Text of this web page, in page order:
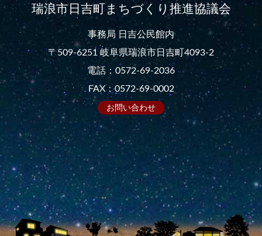
瑞浪市日吉町まちづくり推進協議会
事務局 日吉公民館内
〒509-6251 岐阜県瑞浪市日吉町4093-2
電話：0572-69-2036
FAX：0572-69-0002
お問い合わせ